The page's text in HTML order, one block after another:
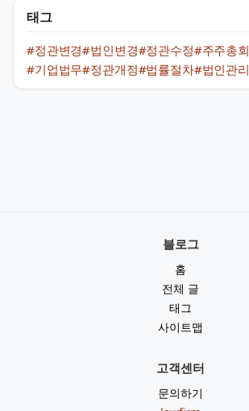
태그
#정관변경#법인변경#정관수정#주주총회
#기업법무#정관개정#법률절차#법인관리
블로그
홈
전체 글
태그
사이트맵
고객센터
문의하기